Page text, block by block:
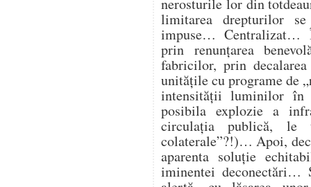
nerosturile lor din
limitarea drepturilor
impuse… Centralizat…
prin renunțarea
fabricilor, prin
unitățile cu programe de
intensității luminilor în
posibila explozie a
circulația publică, le
colaterale”?!)… Apoi,
aparenta soluție
iminentei deconectări…